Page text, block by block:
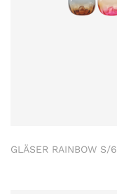
GLÄSER RAINBOW S/6